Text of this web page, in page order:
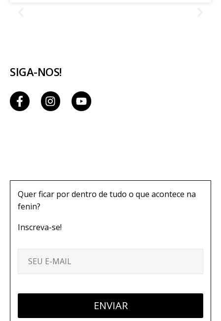
SIGA-NOS!
Quer ficar por dentro de tudo o que acontece na
fenin?
Inscreva-se!